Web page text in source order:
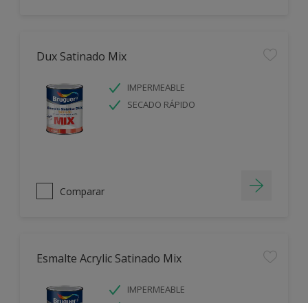
Dux Satinado Mix
IMPERMEABLE
SECADO RÁPIDO
Comparar
Esmalte Acrylic Satinado Mix
IMPERMEABLE